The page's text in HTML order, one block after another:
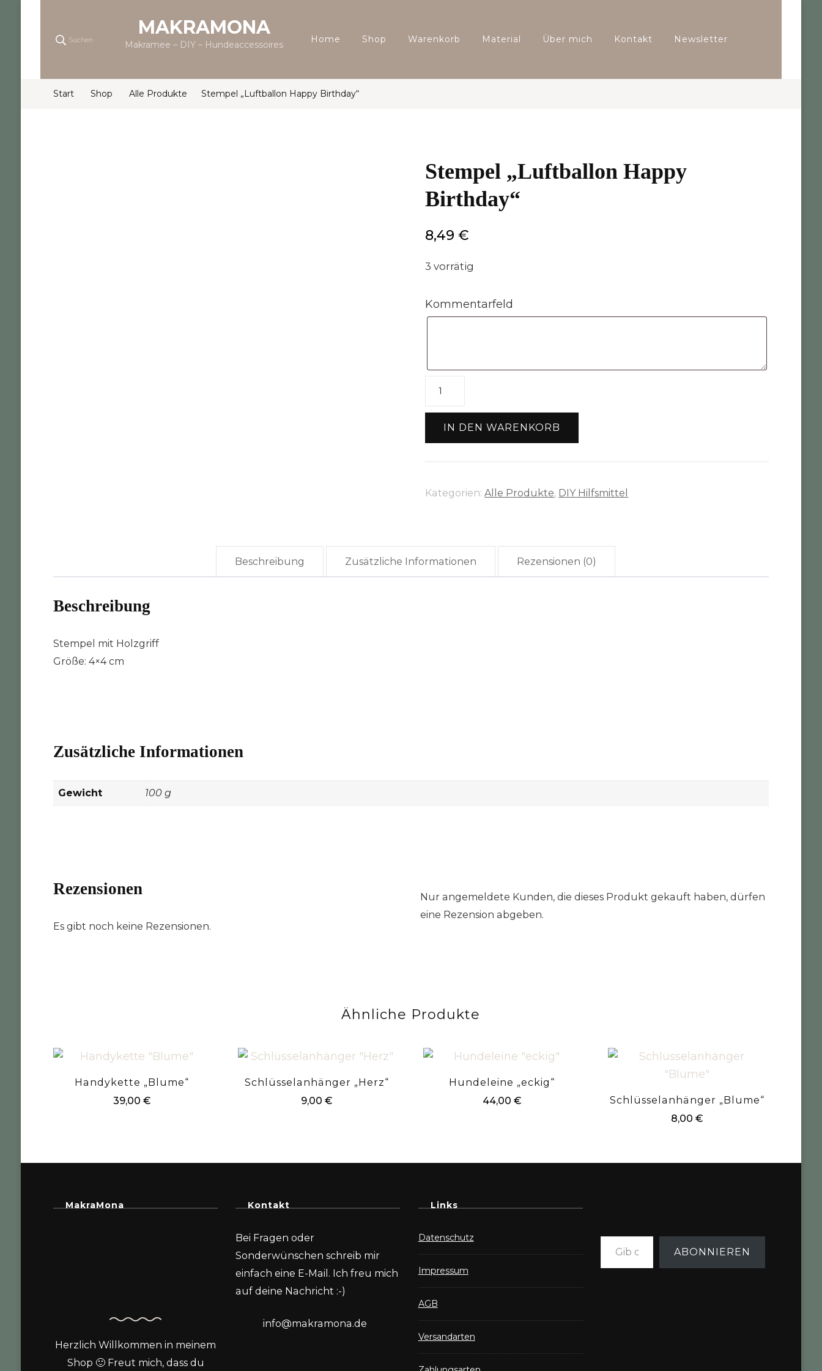
Suchen
MAKRAMONA
Makramee – DIY – Hundeaccessoires Home Shop Warenkorb Material Über mich Kontakt Newsletter
Start Shop Alle Produkte Stempel „Luftballon Happy Birthday“
Stempel „Luftballon Happy
Birthday“
8,49€
3 vorrätig
Kommentarfeld
IN DEN WARENKORB
Kategorien:Alle Produkte, DIY Hilfsmittel
Beschreibung Zusätzliche Informationen Rezensionen (0)
Beschreibung
Stempel mit Holzgriff
Größe: 4×4 cm
Zusätzliche Informationen
Gewicht 100 g
Rezensionen
Es gibt noch keine Rezensionen.
Nur angemeldete Kunden, die dieses Produkt gekauft haben, dürfen
eine Rezension abgeben.
Ähnliche Produkte
Handykette „Blume“
39,00 €
Schlüsselanhänger „Herz“
9,00€
Hundeleine „eckig“
44,00 €
Schlüsselanhänger „Blume“
8,00 €
MakraMona
Herzlich Willkommen in meinem
Shop 🙂 Freut mich, dass du
Kontakt
Bei Fragen oder
Sonderwünschen schreib mir
einfach eine E-Mail. Ich freu mich
auf deine Nachricht :-)
info@makramona.de
Links
Datenschutz
Impressum
AGB
Versandarten
Gib deine E-Mail-Adresse ein ...
ABONNIEREN